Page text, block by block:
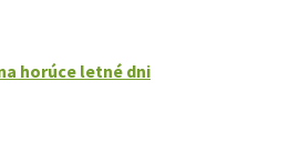
horúce letné dni